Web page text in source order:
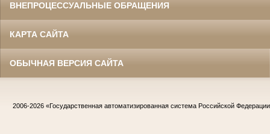
ВНЕПРОЦЕССУАЛЬНЫЕ ОБРАЩЕНИЯ
КАРТА САЙТА
ОБЫЧНАЯ ВЕРСИЯ САЙТА
2006-2026 «Государственная автоматизированная система Российской